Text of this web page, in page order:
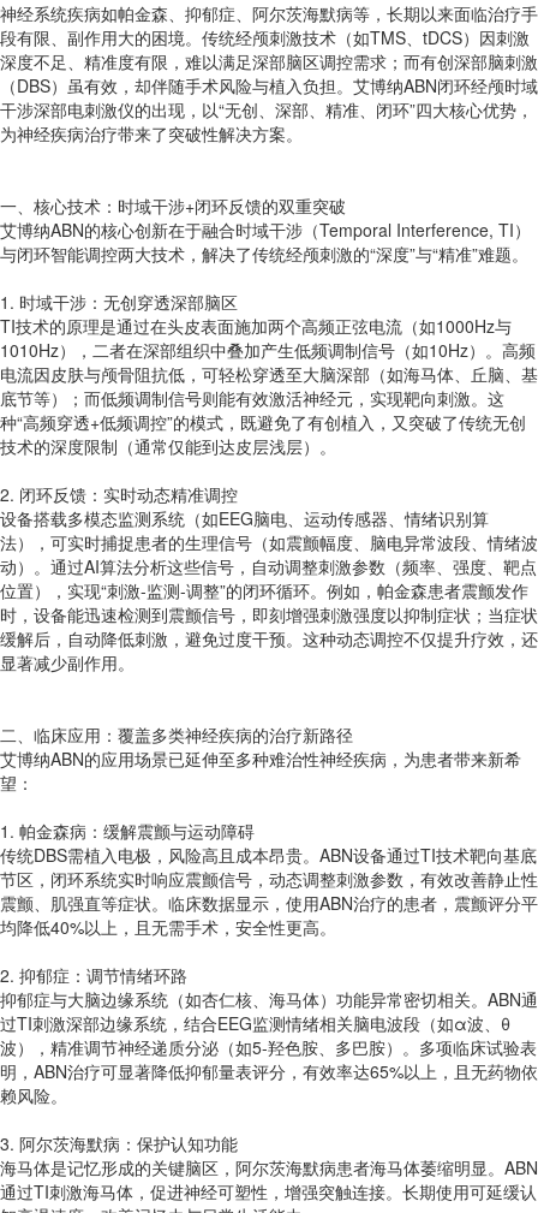
神经系统疾病如帕金森、抑郁症、阿尔茨海默病等，长期以来面临治疗手
段有限、副作用大的困境。传统经颅刺激技术（如TMS、tDCS）因刺激
深度不足、精准度有限，难以满足深部脑区调控需求；而有创深部脑刺激
（DBS）虽有效，却伴随手术风险与植入负担。艾博纳ABN闭环经颅时域
干涉深部电刺激仪的出现，以“无创、深部、精准、闭环”四大核心优势，
为神经疾病治疗带来了突破性解决方案。
一、核心技术：时域干涉+闭环反馈的双重突破
艾博纳ABN的核心创新在于融合时域干涉（Temporal Interference, TI）
与闭环智能调控两大技术，解决了传统经颅刺激的“深度”与“精准”难题。
1. 时域干涉：无创穿透深部脑区
TI技术的原理是通过在头皮表面施加两个高频正弦电流（如1000Hz与
1010Hz），二者在深部组织中叠加产生低频调制信号（如10Hz）。高频
电流因皮肤与颅骨阻抗低，可轻松穿透至大脑深部（如海马体、丘脑、基
底节等）；而低频调制信号则能有效激活神经元，实现靶向刺激。这
种“高频穿透+低频调控”的模式，既避免了有创植入，又突破了传统无创
技术的深度限制（通常仅能到达皮层浅层）。
2. 闭环反馈：实时动态精准调控
设备搭载多模态监测系统（如EEG脑电、运动传感器、情绪识别算
法），可实时捕捉患者的生理信号（如震颤幅度、脑电异常波段、情绪波
动）。通过AI算法分析这些信号，自动调整刺激参数（频率、强度、靶点
位置），实现“刺激-监测-调整”的闭环循环。例如，帕金森患者震颤发作
时，设备能迅速检测到震颤信号，即刻增强刺激强度以抑制症状；当症状
缓解后，自动降低刺激，避免过度干预。这种动态调控不仅提升疗效，还
显著减少副作用。
二、临床应用：覆盖多类神经疾病的治疗新路径
艾博纳ABN的应用场景已延伸至多种难治性神经疾病，为患者带来新希
望：
1. 帕金森病：缓解震颤与运动障碍
传统DBS需植入电极，风险高且成本昂贵。ABN设备通过TI技术靶向基底
节区，闭环系统实时响应震颤信号，动态调整刺激参数，有效改善静止性
震颤、肌强直等症状。临床数据显示，使用ABN治疗的患者，震颤评分平
均降低40%以上，且无需手术，安全性更高。
2. 抑郁症：调节情绪环路
抑郁症与大脑边缘系统（如杏仁核、海马体）功能异常密切相关。ABN通
过TI刺激深部边缘系统，结合EEG监测情绪相关脑电波段（如α波、θ
波），精准调节神经递质分泌（如5-羟色胺、多巴胺）。多项临床试验表
明，ABN治疗可显著降低抑郁量表评分，有效率达65%以上，且无药物依
赖风险。
3. 阿尔茨海默病：保护认知功能
海马体是记忆形成的关键脑区，阿尔茨海默病患者海马体萎缩明显。ABN
通过TI刺激海马体，促进神经可塑性，增强突触连接。长期使用可延缓认